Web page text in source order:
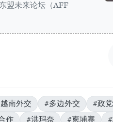
盟未来论坛（AFF
南外交 #多边外交
#政
作 #洪玛奈 #柬埔寨